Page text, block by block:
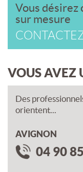
Vous désirez
sur mesure
VOUS AVEZ
Des
orientent...
AVIGNON
04 90